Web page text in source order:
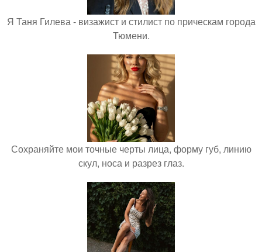
Я Таня Гилева - визажист и стилист по прическам города
Тюмени.
Сохраняйте мои точные черты лица, форму губ, линию
скул, носа и разрез глаз.